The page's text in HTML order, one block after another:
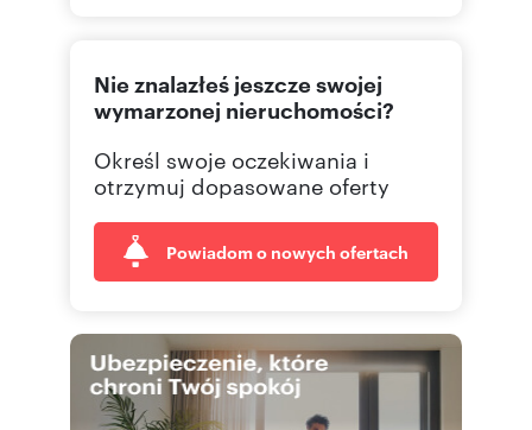
Nie znalazłeś jeszcze swojej
wymarzonej nieruchomości?
Określ swoje oczekiwania i
otrzymuj dopasowane oferty
Powiadom o nowych ofertach